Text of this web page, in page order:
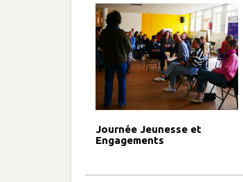
Journée Jeunesse et
Engagements